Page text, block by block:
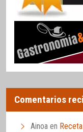
Comentarios
Ainoa en